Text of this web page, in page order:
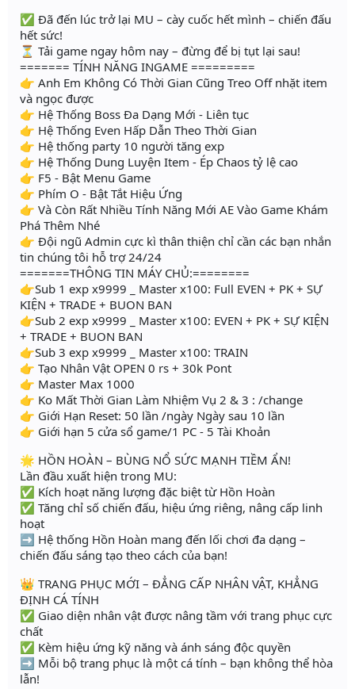
✅ Đã đến lúc trở lại MU – cày cuốc hết mình – chiến đấu
hết sức!
⏳ Tải game ngay hôm nay – đừng để bị tụt lại sau!
======= TÍNH NĂNG INGAME =========
👉 Anh Em Không Có Thời Gian Cũng Treo Off nhặt item
và ngọc được
👉 Hệ Thống Boss Đa Dạng Mới - Liên tục
👉 Hệ Thống Even Hấp Dẫn Theo Thời Gian
👉 Hệ thống party 10 người tăng exp
👉 Hệ Thống Dung Luyện Item - Ép Chaos tỷ lệ cao
👉 F5 - Bật Menu Game
👉 Phím O - Bật Tắt Hiệu Ứng
👉 Và Còn Rất Nhiều Tính Năng Mới AE Vào Game Khám
Phá Thêm Nhé
👉 Đội ngũ Admin cực kì thân thiện chỉ cần các bạn nhắn
tin chúng tôi hỗ trợ 24/24
=======THÔNG TIN MÁY CHỦ:========
👉Sub 1 exp x9999 _ Master x100: Full EVEN + PK + SỰ
KIỆN + TRADE + BUON BAN
👉Sub 2 exp x9999 _ Master x100: EVEN + PK + SỰ KIỆN
+ TRADE + BUON BAN
👉Sub 3 exp x9999 _ Master x100: TRAIN
👉 Tạo Nhân Vật OPEN 0 rs + 30k Pont
👉 Master Max 1000
👉 Ko Mất Thời Gian Làm Nhiệm Vụ 2 & 3 : /change
👉 Giới Hạn Reset: 50 lần /ngày Ngày sau 10 lần
👉 Giới hạn 5 cửa sổ game/1 PC - 5 Tài Khoản
🌟 HỒN HOÀN – BÙNG NỔ SỨC MẠNH TIỀM ẨN!
Lần đầu xuất hiện trong MU:
✅ Kích hoạt năng lượng đặc biệt từ Hồn Hoàn
✅ Tăng chỉ số chiến đấu, hiệu ứng riêng, nâng cấp linh
hoạt
➡️ Hệ thống Hồn Hoàn mang đến lối chơi đa dạng –
chiến đấu sáng tạo theo cách của bạn!
👑 TRANG PHỤC MỚI – ĐẲNG CẤP NHÂN VẬT, KHẲNG
ĐỊNH CÁ TÍNH
✅ Giao diện nhân vật được nâng tầm với trang phục cực
chất
✅ Kèm hiệu ứng kỹ năng và ánh sáng độc quyền
➡️ Mỗi bộ trang phục là một cá tính – bạn không thể hòa
lẫn!